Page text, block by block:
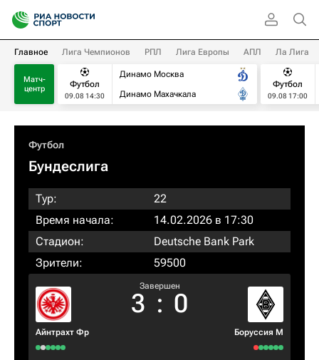
Главное Лига Чемпионов РПЛ Лига Европы АПЛ Ла Лига
Матч-
центр
Футбол
09.08 14:30
Динамо Москва
Динамо Махачкала
Футбол
09.08 17:00
Футбол
Бундеслига
Тур:
22
Время начала:
14.02.2026 в 17:30
Стадион:
Deutsche Bank Park
Зрители:
59500
Айнтрахт Фр
Завершен
3 : 0
Боруссия М